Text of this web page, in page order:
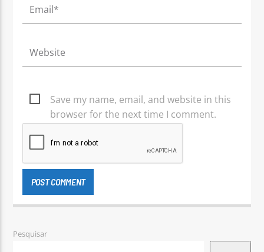
Save my name, email, and website in this
browser for the next time I comment.
Pesquisar